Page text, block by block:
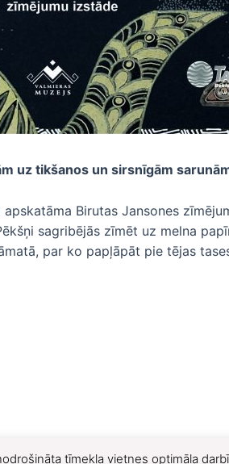
uz tikšanos un sirsnīgām
Birutas Jansones
sagribējās zīmēt uz melna
par ko papļāpāt pie tējas
tīmekļa vietnes optimāla